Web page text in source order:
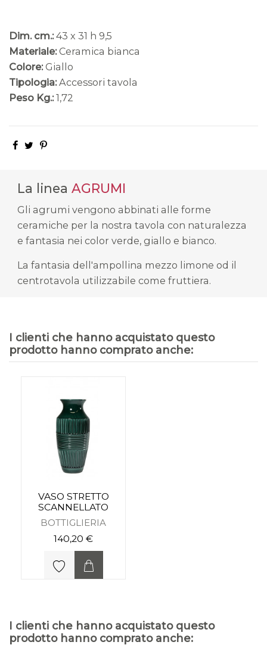
Dim. cm.: 43 x 31 h 9,5
Materiale: Ceramica bianca
Colore: Giallo
Tipologia: Accessori tavola
Peso Kg.: 1,72
La linea AGRUMI
Gli agrumi vengono abbinati alle forme
ceramiche per la nostra tavola con naturalezza
e fantasia nei color verde, giallo e bianco.
La fantasia dell'ampollina mezzo limone od il
centrotavola utilizzabile come fruttiera.
I clienti che hanno acquistato questo
prodotto hanno comprato anche:
VASO STRETTO
SCANNELLATO
BOTTIGLIERIA
140,20 €
I clienti che hanno acquistato questo
prodotto hanno comprato anche: